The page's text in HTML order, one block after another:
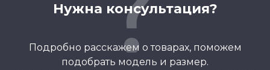
Нужна консультация?
Подробно расскажем о товарах, поможем
подобрать модель и размер.